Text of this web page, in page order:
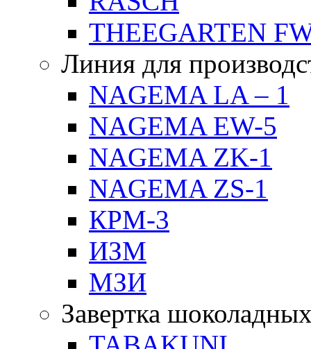
THEEGARTEN
Линия для
NAGEMA LA – 1
NAGEMA EW-5
NAGEMA ZK-1
NAGEMA ZS-1
КРМ-3
ИЗМ
МЗИ
Завертка